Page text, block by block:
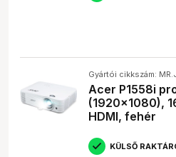
Gyártói cikkszám:
Acer P1558i
(1920x1080),
HDMI, fehér
KÜLSŐ